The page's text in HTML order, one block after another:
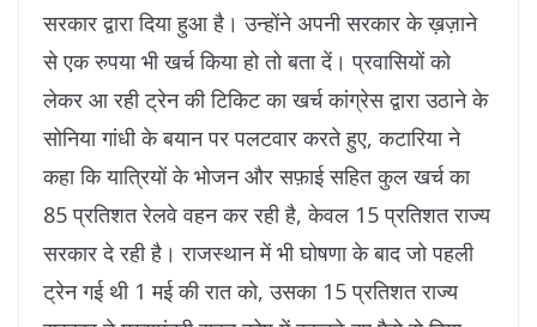
सरकार द्वारा दिया हुआ है। उन्होंने अपनी सरकार के ख़ज़ाने
से एक रुपया भी खर्च किया हो तो बता दें। प्रवासियों को
लेकर आ रही ट्रेन की टिकिट का खर्च कांग्रेस द्वारा उठाने के
सोनिया गांधी के बयान पर पलटवार करते हुए, कटारिया ने
कहा कि यात्रियों के भोजन और सफ़ाई सहित कुल खर्च का
85 प्रतिशत रेलवे वहन कर रही है, केवल 15 प्रतिशत राज्य
सरकार दे रही है। राजस्थान में भी घोषणा के बाद जो पहली
ट्रेन गई थी 1 मई की रात को, उसका 15 प्रतिशत राज्य